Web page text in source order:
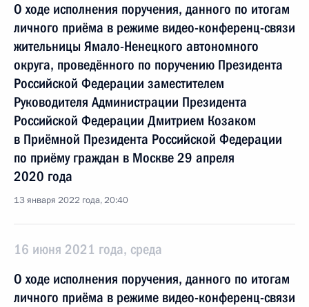
О ходе исполнения поручения, данного по итогам
личного приёма в режиме видео-конференц-связи
жительницы Ямало-Ненецкого автономного
округа, проведённого по поручению Президента
Российской Федерации заместителем
Руководителя Администрации Президента
Российской Федерации Дмитрием Козаком
в Приёмной Президента Российской Федерации
по приёму граждан в Москве 29 апреля
2020 года
13 января 2022 года, 20:40
16 июня 2021 года, среда
О ходе исполнения поручения, данного по итогам
личного приёма в режиме видео-конференц-связи